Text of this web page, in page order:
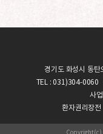
경기도 화성시 동탄
TEL : 031)304-0060
사
환자권리장전